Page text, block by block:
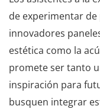
de experimentar
innovadores
estética como la
promete ser tanto
inspiración para
busquen integrar